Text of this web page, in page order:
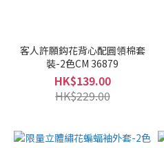
客人許願鈎花背心配圓領棉套
裝-2色CM 36879
HK$139.00
HK$229.00